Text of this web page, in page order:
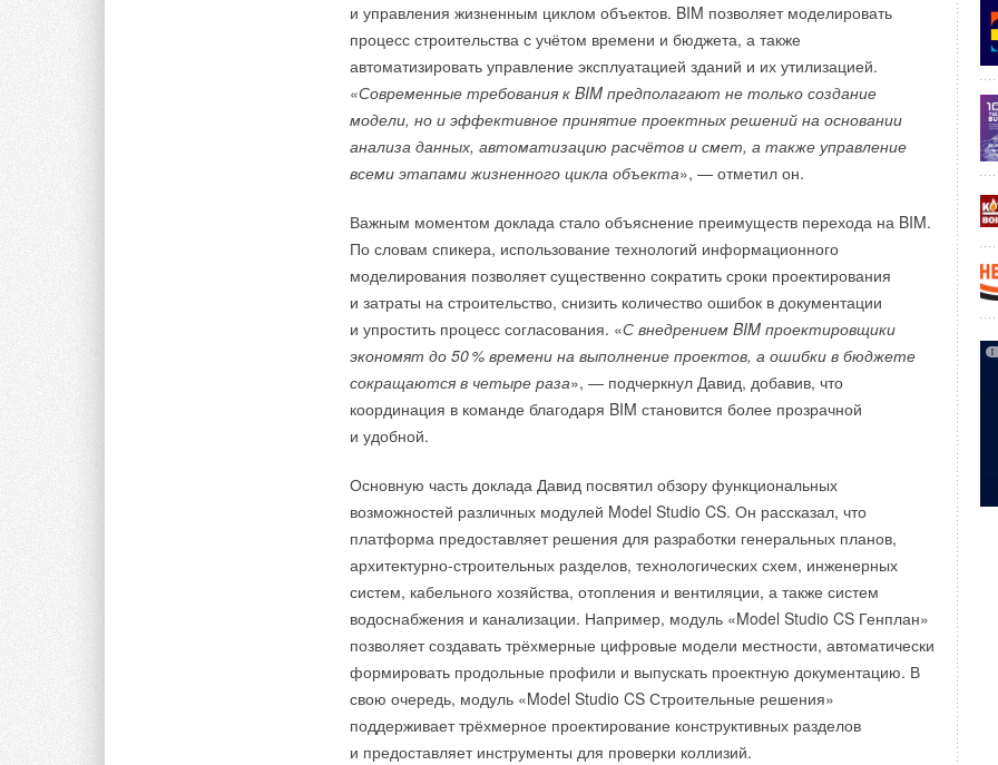
и управления жизненным циклом объектов. BIM позволяет моделировать
процесс строительства с учётом времени и бюджета, а также
автоматизировать управление эксплуатацией зданий и их утилизацией.
«Современные требования к BIM предполагают не только создание
модели, но и эффективное принятие проектных решений на основании
анализа данных, автоматизацию расчётов и смет, а также управление
всеми этапами жизненного цикла объекта», — отметил он.
Важным моментом доклада стало объяснение преимуществ перехода на BIM.
По словам спикера, использование технологий информационного
моделирования позволяет существенно сократить сроки проектирования
и затраты на строительство, снизить количество ошибок в документации
и упростить процесс согласования. «С внедрением BIM проектировщики
экономят до 50% времени на выполнение проектов, а ошибки в бюджете
сокращаются в четыре раза», — подчеркнул Давид, добавив, что
координация в команде благодаря BIM становится более прозрачной
и удобной.
Основную часть доклада Давид посвятил обзору функциональных
возможностей различных модулей Model Studio CS. Он рассказал, что
платформа предоставляет решения для разработки генеральных планов,
архитектурно-строительных разделов, технологических схем, инженерных
систем, кабельного хозяйства, отопления и вентиляции, а также систем
водоснабжения и канализации. Например, модуль «Model Studio CS Генплан»
позволяет создавать трёхмерные цифровые модели местности, автоматически
формировать продольные профили и выпускать проектную документацию. В
свою очередь, модуль «Model Studio CS Строительные решения»
поддерживает трёхмерное проектирование конструктивных разделов
и предоставляет инструменты для проверки коллизий.